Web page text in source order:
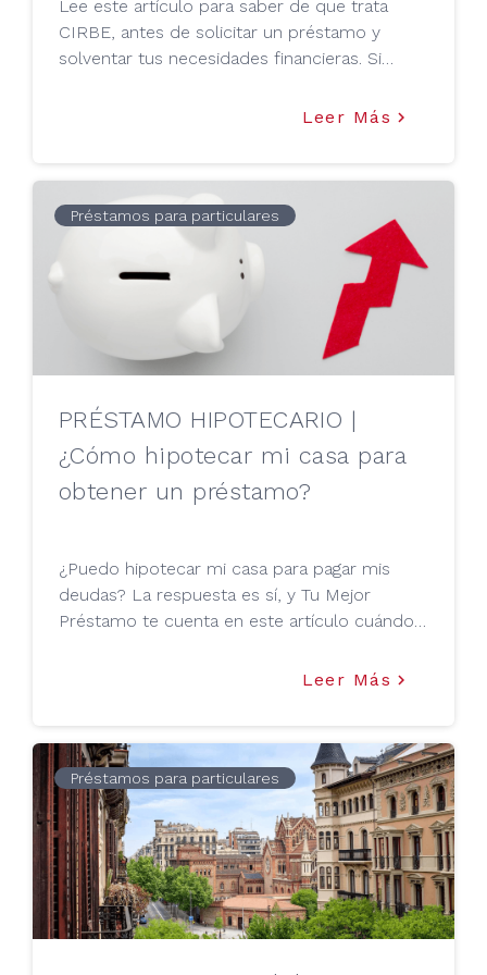
Lee este artículo para saber de que trata
CIRBE, antes de solicitar un préstamo y
solventar tus necesidades financieras. Si
CIRBE, infórmate y no dejes de leer este
Leer Más keyboard_arrow_right
Préstamos para particulares
PRÉSTAMO HIPOTECARIO |
¿Cómo hipotecar mi casa para
obtener un préstamo?
¿Puedo hipotecar mi casa para pagar mis
deudas? La respuesta es sí, y Tu Mejor
Préstamo te cuenta en este artículo cuándo y
Leer Más keyboard_arrow_right
Préstamos para particulares